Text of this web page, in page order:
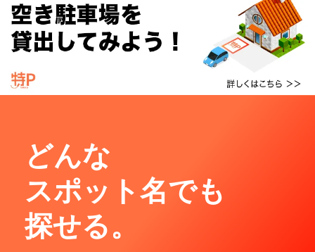
どんな
スポット名でも
探せる。